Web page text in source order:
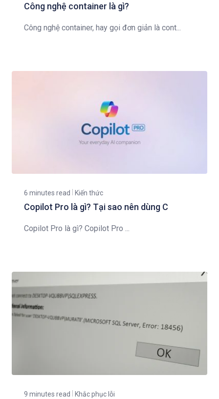
Công nghệ container là gì?
Công nghệ container, hay gọi đơn giản là cont...
6 minutes read Kiến thức
Copilot Pro là gì? Tại sao nên dùng C
Copilot Pro là gì? Copilot Pro ...
9 minutes read Khắc phục lỗi